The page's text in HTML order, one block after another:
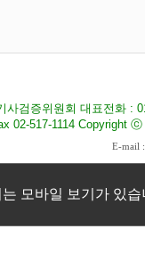
사검증위원회 대표전화 :
02-517-1114 Copyright
E-mail
는 모바일 보기가 있